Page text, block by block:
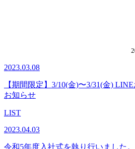
2023.03.08
【期間限定】3/10(金)〜3/31(金)
お知らせ
LIST
2023.04.03
令和5年度入社式を執り行いました。